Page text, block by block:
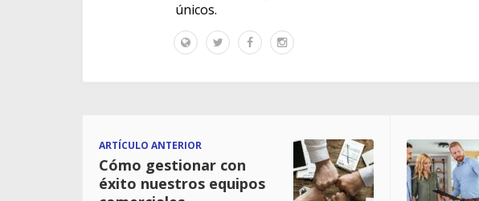
únicos.
ARTÍCULO ANTERIOR
Cómo gestionar con
éxito nuestros equipos